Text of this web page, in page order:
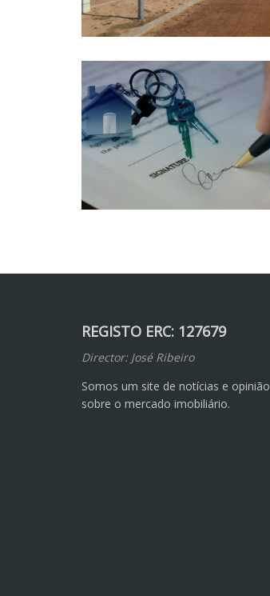
REGISTO ERC: 127679
Director: José Ribeiro
Somos um site de notícias e opinião
sobre o mercado imobiliário.